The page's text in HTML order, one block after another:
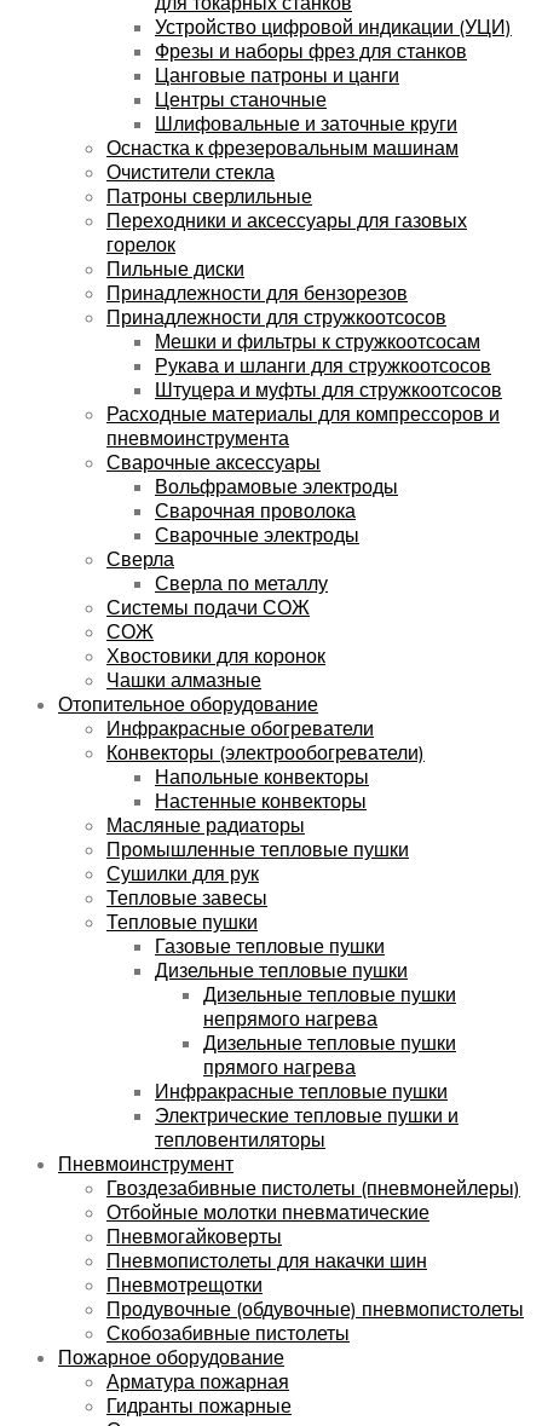
Устройство цифровой индикации (УЦИ)
Фрезы и наборы фрез для станков
Цанговые патроны и цанги
Центры станочные
Шлифовальные и заточные круги
Оснастка к фрезеровальным машинам
Очистители стекла
Патроны сверлильные
Переходники и аксессуары для газовых
горелок
Пильные диски
Принадлежности для бензорезов
Принадлежности для стружкоотсосов
Мешки и фильтры к стружкоотсосам
Рукава и шланги для стружкоотсосов
Штуцера и муфты для стружкоотсосов
Расходные материалы для компрессоров и
пневмоинструмента
Сварочные аксессуары
Вольфрамовые электроды
Сварочная проволока
Сварочные электроды
Сверла
Сверла по металлу
Системы подачи СОЖ
СОЖ
Хвостовики для коронок
Чашки алмазные
Отопительное оборудование
Инфракрасные обогреватели
Конвекторы (электрообогреватели)
Напольные конвекторы
Настенные конвекторы
Масляные радиаторы
Промышленные тепловые пушки
Сушилки для рук
Тепловые завесы
Тепловые пушки
Газовые тепловые пушки
Дизельные тепловые пушки
Дизельные тепловые пушки
непрямого нагрева
Дизельные тепловые пушки
прямого нагрева
Инфракрасные тепловые пушки
Электрические тепловые пушки и
тепловентиляторы
Пневмоинструмент
Гвоздезабивные пистолеты (пневмонейлеры)
Отбойные молотки пневматические
Пневмогайковерты
Пневмопистолеты для накачки шин
Пневмотрещотки
Продувочные (обдувочные) пневмопистолеты
Скобозабивные пистолеты
Пожарное оборудование
Арматура пожарная
Гидранты пожарные